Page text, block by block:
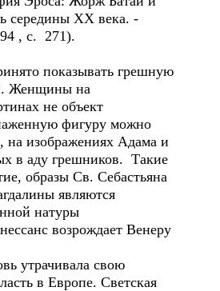
середины ХХ века. -
, с. 271).
показывать грешную
Женщины на
не объект
фигуру можно
на изображениях Адама и
в аду грешников. Такие
образы Св. Себастьяна
являются
натуры
возрождает Венеру
утрачивала свою
в Европе. Светская